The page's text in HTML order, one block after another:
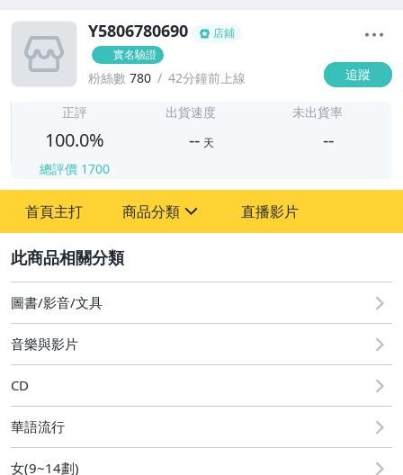
Y5806780690
店鋪
實名驗證
粉絲數 780 42分鐘前上線 追蹤
正評
100.0%
總評價 1700
出貨速度
-- 天
未出貨率
--
首頁主打 商品分類
其它
直播影片
圖書/影音/文具
音樂與影片
CD
華語流行
女(9~14劃)